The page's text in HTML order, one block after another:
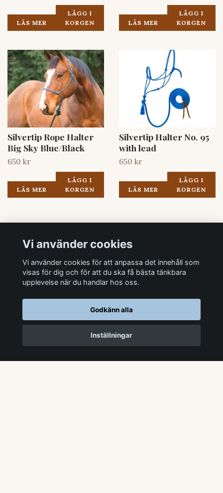
LÄS MER
LÄGG I
KORGEN
LÄS MER
LÄGG I
KORGEN
Silvertip Rope Halter
Big Sky Blue/Black
650 kr
LÄS MER
LÄGG I
KORGEN
Silvertip Halter No. 95
with lead
650 kr
LÄS MER
LÄGG I
KORGEN
Anmäl dig till vår nyhetsbrev
Vi använder cookies
Vi använder cookies för att anpassa det innehåll som
visas för dig och för att du ska få bästa tänkbara
upplevelse när du handlar hos oss.
Godkänn alla
Inställningar